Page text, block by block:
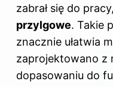
zabrał się do
przylgowe. Takie
znacznie ułatwia
zaprojektowano z
dopasowaniu do